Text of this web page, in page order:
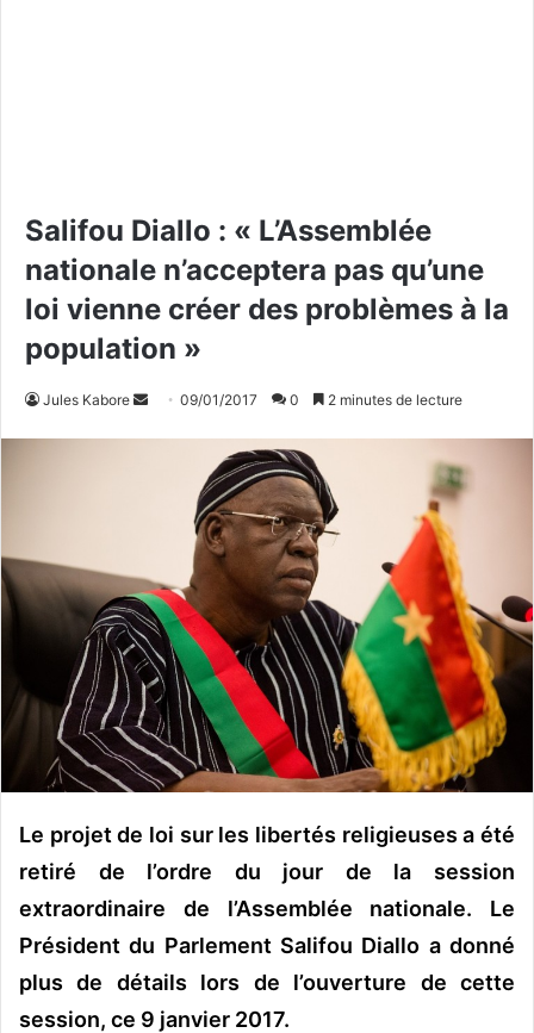
Salifou Diallo : « L’Assemblée
nationale n’acceptera pas qu’une
loi vienne créer des problèmes à la
population »
Jules Kabore
u
n
c
o
r
r
e
09/01/2017 0 2 minutes de lecture
Le projet de loi sur les libertés religieuses a été
retiré de l’ordre du jour de la session
extraordinaire de l’Assemblée nationale. Le
Président du Parlement Salifou Diallo a donné
plus de détails lors de l’ouverture de cette
session, ce 9 janvier 2017.